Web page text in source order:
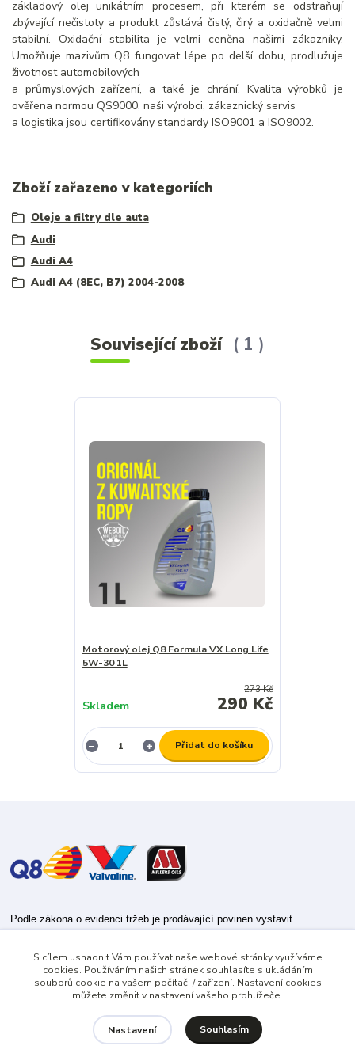
základový olej unikátním procesem, při kterém se odstraňují
zbývající nečistoty a produkt zůstává čistý, čirý a oxidačně velmi
stabilní. Oxidační stabilita je velmi ceněna našimi zákazníky.
Umožňuje mazivům Q8 fungovat lépe po delší dobu, prodlužuje
životnost automobilových
a průmyslových zařízení, a také je chrání. Kvalita výrobků je
ověřena normou QS9000, naši výrobci, zákaznický servis
a logistika jsou certifikovány standardy ISO9001 a ISO9002.
Zboží zařazeno v kategoriích
Oleje a filtry dle auta
Audi
Audi A4
Audi A4 (8EC, B7) 2004-2008
Související zboží 1
Motorový olej Q8 Formula VX Long Life
5W-30 1L
273 Kč
290 Kč
Skladem
Přidat do košíku
Podle zákona o evidenci tržeb je prodávající povinen vystavit
Zároveň je povinen zaevidovat přijatou tržbu u správce daně online; v
případě technického výpadku pak nejpozději do 48 hodin.
S cílem usnadnit Vám používat naše webové stránky využíváme
cookies. Používáním našich stránek souhlasíte s ukládáním
souborů cookie na vašem počítači / zařízení. Nastavení cookies
můžete změnit v nastavení vašeho prohlížeče.
Nastavení Souhlasím